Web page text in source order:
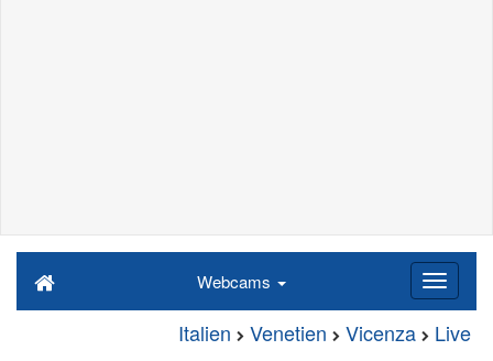
Webcams
Italien Venetien Vicenza Live